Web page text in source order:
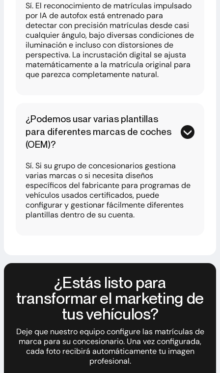
Sí. El reconocimiento de matrículas impulsado
por IA de autofox está entrenado para
detectar con precisión matrículas desde casi
cualquier ángulo, bajo diversas condiciones de
iluminación e incluso con distorsiones de
perspectiva. La incrustación digital se ajusta
matemáticamente a la matrícula original para
que parezca completamente natural.
¿Podemos usar varias plantillas
para diferentes marcas de coches
(OEM)?
Sí. Si su grupo de concesionarios gestiona
varias marcas o si necesita diseños
específicos del fabricante para programas de
vehículos usados certificados, puede
configurar y gestionar fácilmente diferentes
plantillas dentro de su cuenta.
¿Estás listo para
transformar el marketing de
tus vehículos?
Deje que nuestro equipo configure las matrículas de
marca para su concesionario. Una vez configurada,
cada foto recibirá automáticamente tu imagen
profesional.